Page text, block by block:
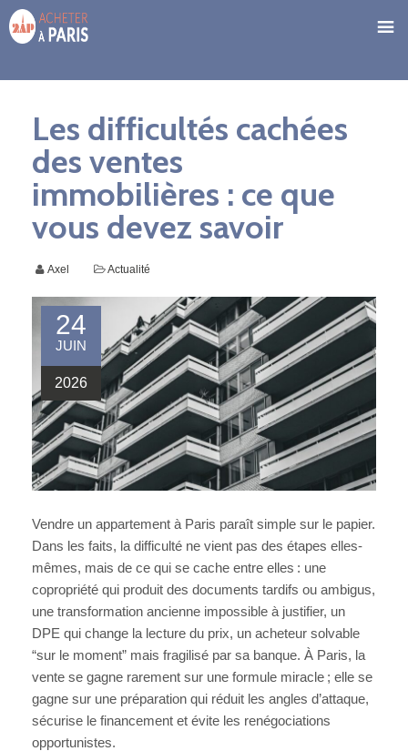
Les difficultés cachées
des ventes
immobilières : ce que
vous devez savoir
Axel Actualité
24
JUIN
2026
Vendre un appartement à Paris paraît simple sur le papier.
Dans les faits, la difficulté ne vient pas des étapes elles-
mêmes, mais de ce qui se cache entre elles : une
copropriété qui produit des documents tardifs ou ambigus,
une transformation ancienne impossible à justifier, un
DPE qui change la lecture du prix, un acheteur solvable
“sur le moment” mais fragilisé par sa banque. À Paris, la
vente se gagne rarement sur une formule miracle ; elle se
gagne sur une préparation qui réduit les angles d’attaque,
sécurise le financement et évite les renégociations
opportunistes.